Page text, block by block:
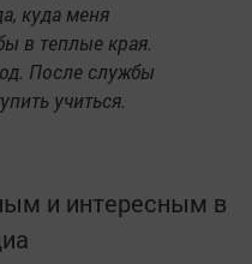
куда меня
в теплые края.
После службы
учиться.
и интересным в